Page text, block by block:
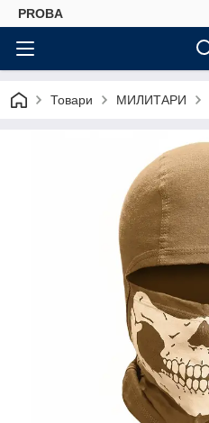
PROBA
Товари МИЛИТАРИ